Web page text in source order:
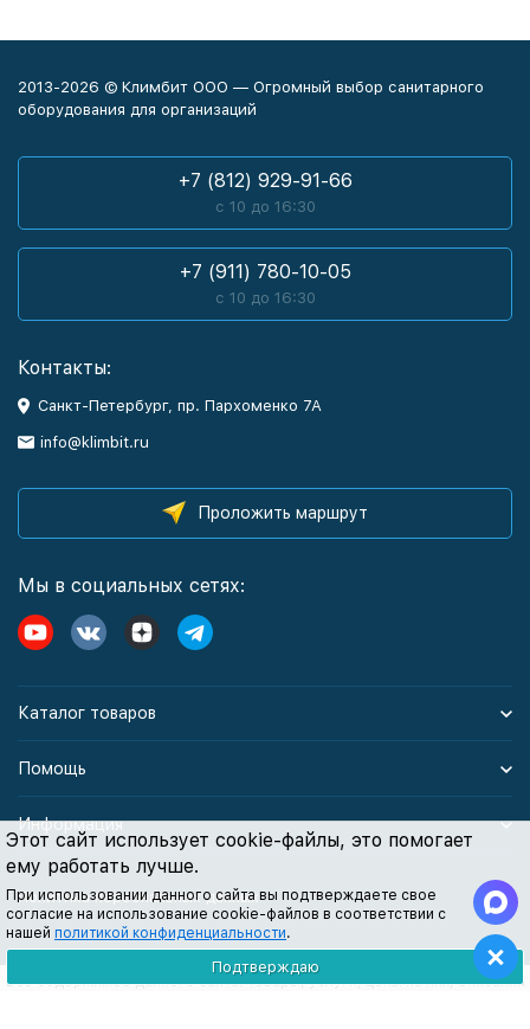
Этот сайт использует cookie-файлы, это помогает
ему работать лучше.
При использовании данного сайта вы подтверждаете свое
согласие на использование cookie-файлов в соответствии с
нашей политикой конфиденциальности.
Подтверждаю
2013-2026 © Климбит ООО — Огромный выбор санитарного
оборудования для организаций
+7 (812) 929-91-66
с 10 до 16:30
+7 (911) 780-10-05
с 10 до 16:30
Контакты:
Санкт-Петербург, пр. Пархоменко 7А
info@klimbit.ru
Проложить маршрут
Мы в социальных сетях:
Каталог товаров
Помощь
Информация
Политика персональных данных
Все содержимое данного сайта: товары, услуги, цены на них, описания